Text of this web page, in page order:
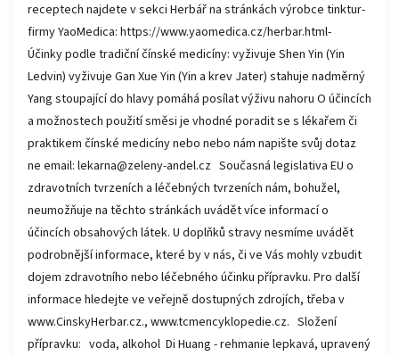
receptech najdete v sekci Herbář na stránkách výrobce tinktur-
firmy YaoMedica: https://www.yaomedica.cz/herbar.html-
Účinky podle tradiční čínské medicíny: vyživuje Shen Yin (Yin
Ledvin) vyživuje Gan Xue Yin (Yin a krev Jater) stahuje nadměrný
Yang stoupající do hlavy pomáhá posílat výživu nahoru O účincích
a možnostech použití směsi je vhodné poradit se s lékařem či
praktikem čínské medicíny nebo nebo nám napište svůj dotaz
ne email: lekarna@zeleny-andel.cz Současná legislativa EU o
zdravotních tvrzeních a léčebných tvrzeních nám, bohužel,
neumožňuje na těchto stránkách uvádět více informací o
účincích obsahových látek. U doplňků stravy nesmíme uvádět
podrobnější informace, které by v nás, či ve Vás mohly vzbudit
dojem zdravotního nebo léčebného účinku přípravku. Pro další
informace hledejte ve veřejně dostupných zdrojích, třeba v
www.CinskyHerbar.cz., www.tcmencyklopedie.cz. Složení
přípravku: voda, alkohol Di Huang - rehmanie lepkavá, upravený